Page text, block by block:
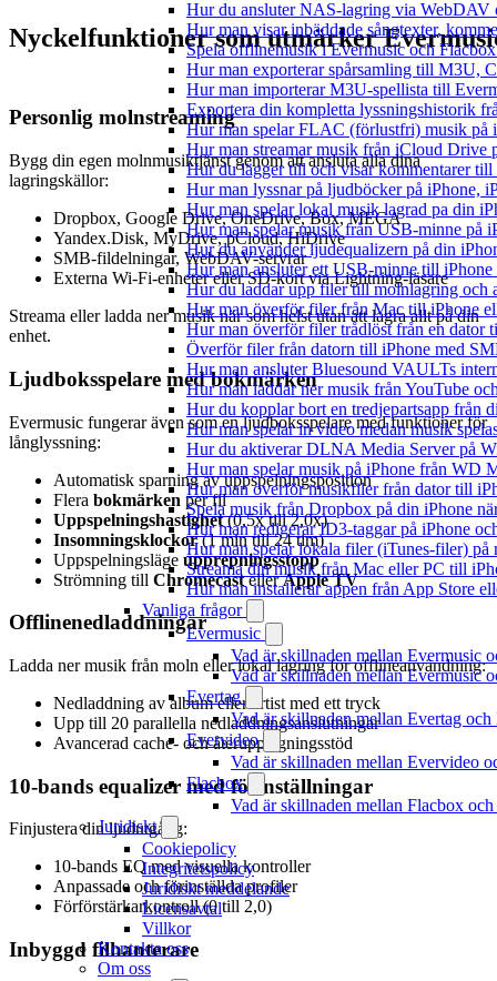
Hur du ansluter NAS-lagring via WebDAV
Hur man visar inbäddade sångtexter,
Spela offlinemusik i Evermusic och
Hur man exporterar spårsamling till M3U,
Hur man importerar M3U-spellista till
Exportera din kompletta lyssningshistorik
Hur man spelar FLAC (förlustfri) musik på
Hur man streamar musik från iCloud Drive
Hur du lägger till och visar kommentarer
Hur man lyssnar på ljudböcker på iPhone,
Hur man spelar lokal musik lagrad pa din
Hur man spelar musik från USB-minne på
Hur du använder ljudequalizern på din
Hur man ansluter ett USB-minne till
Hur du laddar upp filer till molnlagring och
Hur man överför filer från Mac till iPhone
Hur man överför filer trådlöst från en dator
Överför filer från datorn till iPhone med
Hur man ansluter Bluesound VAULTs
Hur man laddar ner musik från YouTube
Hur du kopplar bort en tredjepartsapp från
Hur man spelar in video medan musik
Hur du aktiverar DLNA Media Server på
Hur man spelar musik på iPhone från WD
Hur man överför musikfiler från dator till
Spela musik från Dropbox på din iPhone
Hur man redigerar ID3-taggar på iPhone
Hur man spelar lokala filer (iTunes-filer) på
Streama din musik från Mac eller PC till
Hur man installerar appen från App Store
Vanliga frågor
Evermusic
Vad är skillnaden mellan Evermusic
Vad är skillnaden mellan Evermusic
Evertag
Vad är skillnaden mellan Evertag
Evervideo
Vad är skillnaden mellan Evervideo
Flacbox
Vad är skillnaden mellan Flacbox
Juridiskt
Cookiepolicy
Integritetspolicy
Juridiskt meddelande
Licensavtal
Villkor
Kontakta oss
Om oss
Nyckelfunktioner som utmärker
Personlig molnstreaming
Bygg din egen molnmusiktjänst genom att ansluta alla dina
lagringskällor:
Dropbox, Google Drive, OneDrive, Box, MEGA
Yandex.Disk, MyDrive, pCloud, HiDrive
SMB-fildelningar, WebDAV-servrar
Externa Wi-Fi-enheter eller SD-kort via Lightning-läsare
Streama eller ladda ner musik när som helst utan att lagra allt på din
enhet.
Ljudboksspelare med bokmärken
Evermusic fungerar även som en ljudboksspelare med funktioner för
långlyssning:
Automatisk sparning av uppspelningsposition
Flera bokmärken per fil
Uppspelningshastighet(0,5x till 2,0x)
Insomningsklockor(1 min till 24 tim)
Uppspelningsläge upprepningsstopp
Strömning till ChromecastellerApple TV
Offlinenedladdningar
Ladda ner musik från moln eller lokal lagring för offlineanvändning:
Nedladdning av album eller artist med ett tryck
Upp till 20 parallella nedladdningsanslutningar
Avancerad cache- och återupptagningsstöd
10-bands equalizer med förinställningar
Finjustera din ljudutgång:
10-bands EQ med visuella kontroller
Anpassade och förinställda profiler
Förförstärkarkontroll (0 till 2,0)
Inbyggd filhanterare